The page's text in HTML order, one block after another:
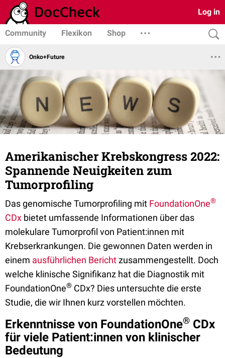
Log in
Community Flexikon Shop
Onko+Future
Amerikanischer Krebskongress 2022:
Spannende Neuigkeiten zum
Tumorprofiling
Das genomische Tumorprofiling mit FoundationOne®
CDx bietet umfassende Informationen über das
molekulare Tumorprofil von Patient:innen mit
Krebserkrankungen. Die gewonnen Daten werden in
einem ausführlichen Berichtzusammengestellt. Doch
welche klinische Signifikanz hat die Diagnostik mit
FoundationOne® CDx? Dies untersuchte die erste
Studie, die wir Ihnen kurz vorstellen möchten.
Erkenntnisse von FoundationOne® CDx
für viele Patient:innen von klinischer
Bedeutung